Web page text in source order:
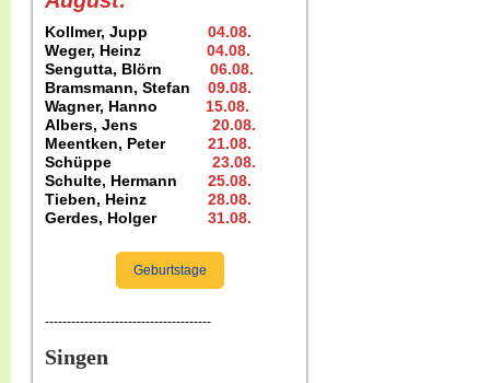
Kollmer, Jupp 04.08.
Weger, Heinz 04.08.
Sengutta, Blörn 06.08.
Bramsmann, Stefan 09.08.
Wagner, Hanno 15.08.
Albers, Jens 20.08.
Meentken, Peter
21.08.
Schüppe 23.08.
Schulte, Hermann 25.08.
Tieben, Heinz 28.08.
Gerdes, Holger
31.08.
Geburtstage
--------------------------------------
Singen